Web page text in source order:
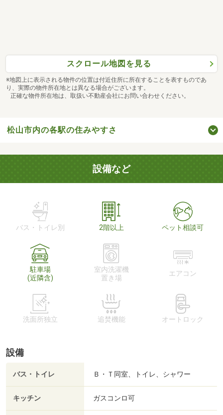
スクロール地図を見る
※地図上に表示される物件の位置は付近住所に所在することを表すものであ
り、実際の物件所在地とは異なる場合がございます。
正確な物件所在地は、取扱い不動産会社にお問い合わせください。
松山市内の各駅の住みやすさ
設備など
バス・トイレ別 2階以上 ペット相談可
駐車場
(近隣含)
室内洗濯機
置き場
エアコン
洗面所独立 追焚機能 オートロック
設備
バス・トイレ Ｂ・Ｔ同室、トイレ、シャワー
キッチン ガスコンロ可